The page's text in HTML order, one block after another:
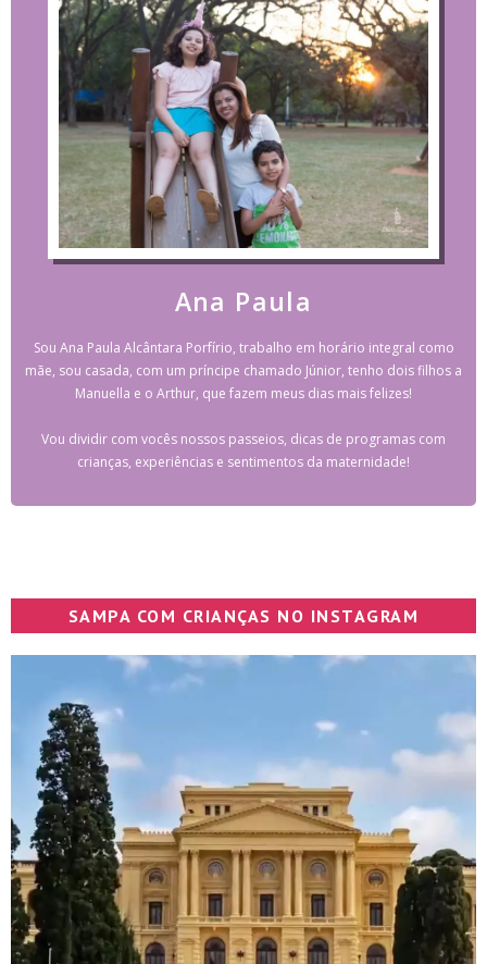
Ana Paula
Sou Ana Paula Alcântara Porfírio, trabalho em horário integral como
mãe, sou casada, com um príncipe chamado Júnior, tenho dois filhos a
Manuella e o Arthur, que fazem meus dias mais felizes!
Vou dividir com vocês nossos passeios, dicas de programas com
crianças, experiências e sentimentos da maternidade!
SAMPA COM CRIANÇAS NO INSTAGRAM